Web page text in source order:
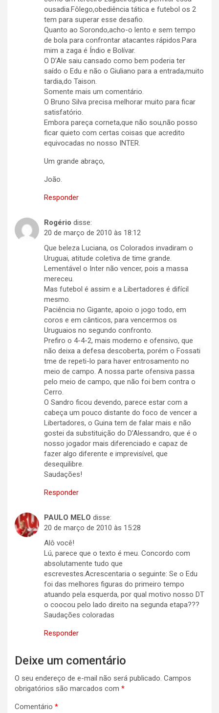
ousadia.Fôlego,obediência tática e futebol os 2
tem para superar esse desafio.
Quanto ao Sorondo,acho-o lento e sem tempo
de bola para confrontar atacantes rápidos.Para
mim a zaga é Índio e Bolívar.
O D’Ale saiu cansado como bem poderia ter
saído o Edu e não o Giuliano para a entrada,muito
tardia,do Taison.
Somente mais um comentário.
O Bruno Silva precisa melhorar muito para ficar
satisfatório.
Embora pareça corneta,que não sou,não posso
ficar quieto com certas coisas que acredito
equivocadas no nosso INTER.
Um grande abraço,
João.
Responder
Rogério disse:
20 de março de 2010 às 18:12
Que beleza Luciana, os Colorados invadiram o
Uruguai, atitude coletiva de time grande.
Lementável o Inter não vencer, pois a massa
mereceu.
Mas futebol é assim e a Libertadores é difícil
mesmo.
Paciência no Gigante, apoio o jogo todo, em
coros e em cânticos, para vencermos os
Uruguaios no segundo confronto.
Prefiro o 4-4-2, mais moderno e ofensivo, que
não deixa a defesa descoberta, porém o Fossati
tme de repeti-lo para haver entrosamento no
meio de campo. A nossa parte ofensiva passa
pelo meio de campo, que não foi bem contra o
Cerro.
O Sandro ficou devendo, parece estar com a
cabeça um pouco distante do foco de vencer a
Libertadores, o Guina tem de falar mais e não
gostei da substituição do D’Alessandro, que é o
nosso jogador mais diferenciado e capaz de
fazer algo diferente e imprevisível, que
desequilibre.
Saudações!
Responder
PAULO MELO disse:
20 de março de 2010 às 15:28
Alô você!
Lú, parece que o texto é meu. Concordo com
absolutamente tudo que
escrevestes.Acrescentaria o seguinte: Se o Edu
foi das melhores figuras do primeiro tempo
atuando pela esquerda, por qual motivo nosso DT
o coocou pelo lado direito na segunda etapa???
Saudações coloradas
Responder
Deixe um comentário
O seu endereço de e-mail não será publicado. Campos
obrigatórios são marcados com *
Comentário *